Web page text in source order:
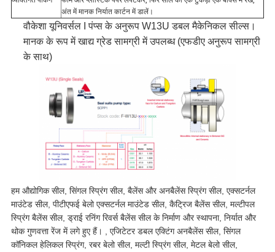
अंत में मानक निर्यात कार्टन में डालें।
वौकेशा यूनिवर्सल I पंप्स के अनुरूप W13U डबल मैकेनिकल सील्स।
मानक के रूप में खाद्य ग्रेड सामग्री में उपलब्ध (एफडीए अनुरूप सामग्री
के साथ)
हम औद्योगिक सील, सिंगल स्प्रिंग सील, बैलेंस और अनबैलेंस स्प्रिंग सील, एक्सटर्नल
माउंटेड सील, पीटीएफई बेलो एक्सटर्नल माउंटेड सील, कैट्रिज बैलेंस सील, मल्टीपल
स्प्रिंग बैलेंस सील, ड्राई रनिंग रिवर्स बैलेंस सील के निर्माण और स्थापना, निर्यात और
थोक गुणवत्ता रेंज में लगे हुए हैं। , एजिटेटर डबल एक्टिंग अनबैलेंस सील, सिंगल
कॉनिकल हेलिकल स्प्रिंग, रबर बेलो सील, मल्टी स्प्रिंग सील, मेटल बेलो सील,